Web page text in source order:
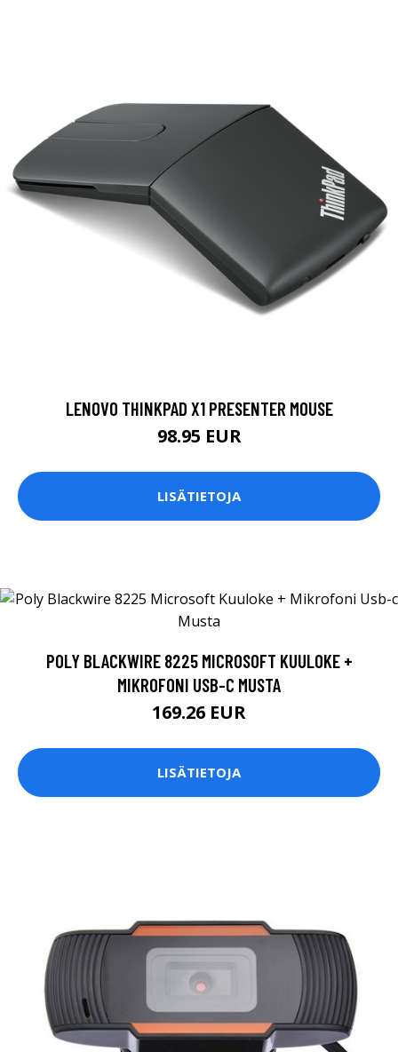
LENOVO THINKPAD X1 PRESENTER MOUSE
98.95 EUR
LISÄTIETOJA
POLY BLACKWIRE 8225 MICROSOFT KUULOKE +
MIKROFONI USB-C MUSTA
169.26 EUR
LISÄTIETOJA